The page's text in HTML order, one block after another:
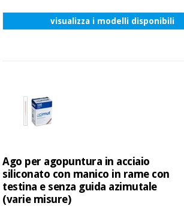
visualizza i modelli disponibili
Ago per agopuntura in acciaio
siliconato con manico in rame con
testina e senza guida azimutale
(varie misure)